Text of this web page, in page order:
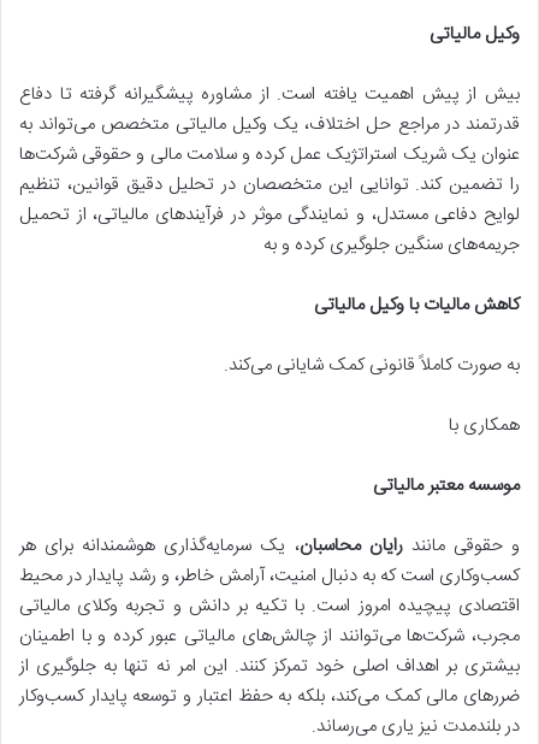
وکیل مالیاتی
بیش از پیش اهمیت یافته است. از مشاوره پیشگیرانه گرفته تا دفاع
قدرتمند در مراجع حل اختلاف، یک وکیل مالیاتی متخصص می‌تواند به
عنوان یک شریک استراتژیک عمل کرده و سلامت مالی و حقوقی شرکت‌ها
را تضمین کند. توانایی این متخصصان در تحلیل دقیق قوانین، تنظیم
لوایح دفاعی مستدل، و نمایندگی موثر در فرآیندهای مالیاتی، از تحمیل
جریمه‌های سنگین جلوگیری کرده و به
کاهش مالیات با وکیل مالیاتی
به صورت کاملاً قانونی کمک شایانی می‌کند.
همکاری با
موسسه معتبر مالیاتی
و حقوقی مانندرایان محاسبان، یک سرمایه‌گذاری هوشمندانه برای هر
کسب‌وکاری است که به دنبال امنیت، آرامش خاطر، و رشد پایدار در محیط
اقتصادی پیچیده امروز است. با تکیه بر دانش و تجربه وکلای مالیاتی
مجرب، شرکت‌ها می‌توانند از چالش‌های مالیاتی عبور کرده و با اطمینان
بیشتری بر اهداف اصلی خود تمرکز کنند. این امر نه تنها به جلوگیری از
ضررهای مالی کمک می‌کند، بلکه به حفظ اعتبار و توسعه پایدار کسب‌وکار
در بلندمدت نیز یاری می‌رساند.